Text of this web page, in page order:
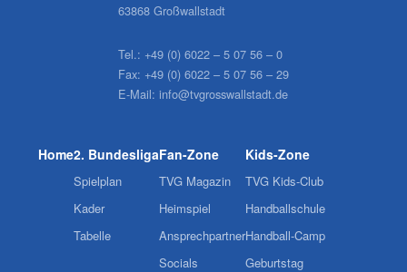
63868 Großwallstadt
Tel.: +49 (0) 6022 – 5 07 56 – 0
Fax: +49 (0) 6022 – 5 07 56 – 29
E-Mail: info@tvgrosswallstadt.de
Home2. Bundesliga
Spielplan
Kader
Tabelle
Fan-Zone
TVG Magazin
Heimspiel
Ansprechpartner
Socials
Kids-Zone
TVG Kids-Club
Handballschule
Handball-Camp
Geburtstag